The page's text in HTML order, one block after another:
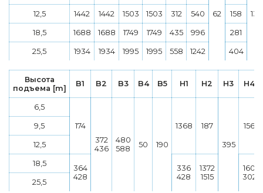
62
12,5 1442 1442 1503 1503 312 540 158
18,5 1688 1688 1749 1749 435 996 281
25,5 1934 1934 1995 1995 558 1242 404
Высота
подъема [m]
B1 B2 B3 B4 B5 H1 H2 H3 H4
6,5
174
372
436
480
588
50 190
1368 187
395
156
9,5
12,5
18,5
364
428
336
428
1372
1515
160
302
25,5